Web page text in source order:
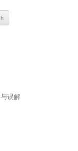
误解